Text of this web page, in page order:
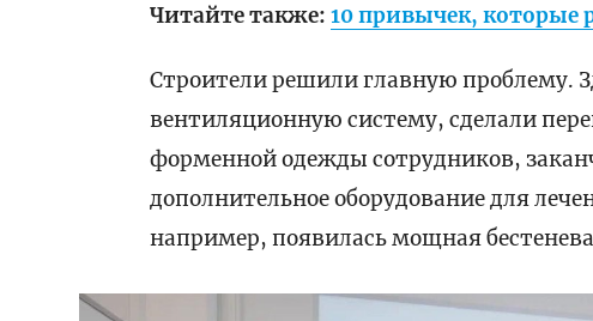
Читайте также:10 привычек, которые
Строители решили главную проблему.
вентиляционную систему, сделали
форменной одежды сотрудников,
дополнительное оборудование для
например, появилась мощная